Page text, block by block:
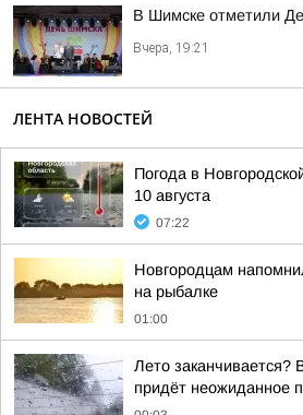
В Шимске отметили
Вчера, 19:21
ЛЕНТА НОВОСТЕЙ
Погода в
10 августа
07:22
Новгородцам
на рыбалке
01:00
Лето заканчивается?
придёт неожиданное